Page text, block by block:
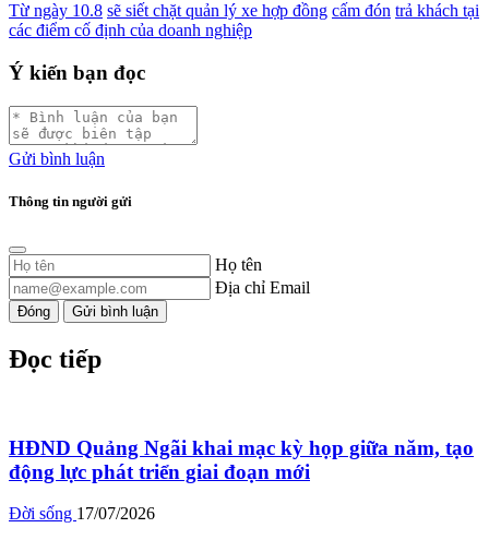
Từ ngày 10.8 sẽ siết chặt quản lý xe hợp đồng cấm đón trả khách tại
các điểm cố định của doanh nghiệp
Ý kiến bạn đọc
Gửi bình luận
Thông tin người gửi
Họ tên
Địa chỉ Email
Đóng Gửi bình luận
Đọc tiếp
HĐND Quảng Ngãi khai mạc kỳ họp giữa năm, tạo
động lực phát triển giai đoạn mới
Đời sống 17/07/2026